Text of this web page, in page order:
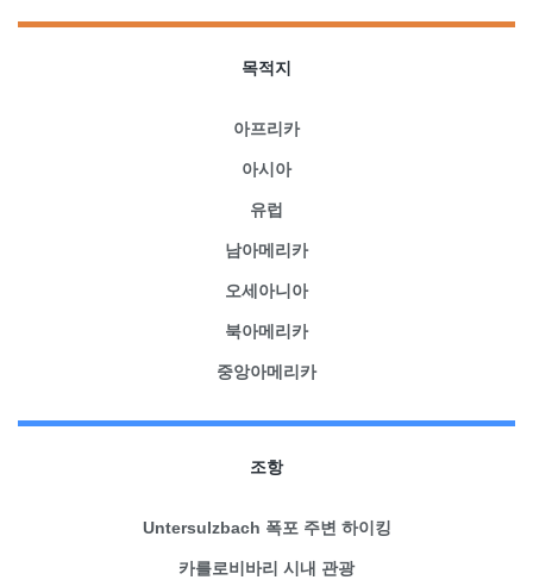
목적지
아프리카
아시아
유럽
남아메리카
오세아니아
북아메리카
중앙아메리카
조항
Untersulzbach 폭포 주변 하이킹
카를로비바리 시내 관광